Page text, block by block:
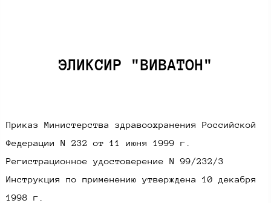
ЭЛИКСИР "ВИВАТОН"​
Приказ Министерства здравоохранения Российской
Федерации N 232 от 11 июня 1999 г.
Регистрационное удостоверение N 99/232/3
Инструкция по применению утверждена 10 декабря
1998 г.